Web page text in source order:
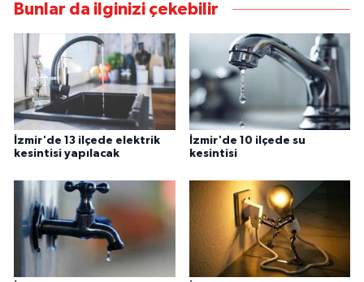
Bunlar da ilginizi çekebilir
İzmir'de 13 ilçede elektrik
kesintisi yapılacak
İzmir'de 10 ilçede su
kesintisi